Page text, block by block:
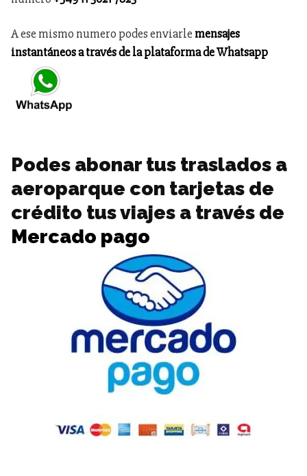
A ese mismo numero podes enviarle mensajes
instantáneos a través de la plataforma de Whatsapp
Podes abonar tus traslados a
aeroparque con tarjetas de
crédito tus viajes a través de
Mercado pago